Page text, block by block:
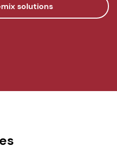
solutions